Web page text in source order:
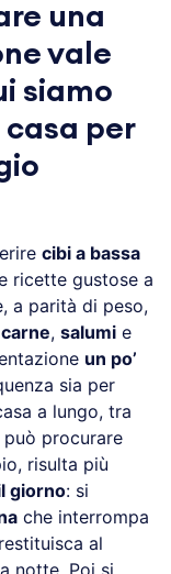
una
vale
siamo
per
cibi a bassa
ricette gustose a
a parità di peso,
carne, salumi e
un po’
sia per
a lungo, tra
può procurare
risulta più
giorno: si
che interrompa
al